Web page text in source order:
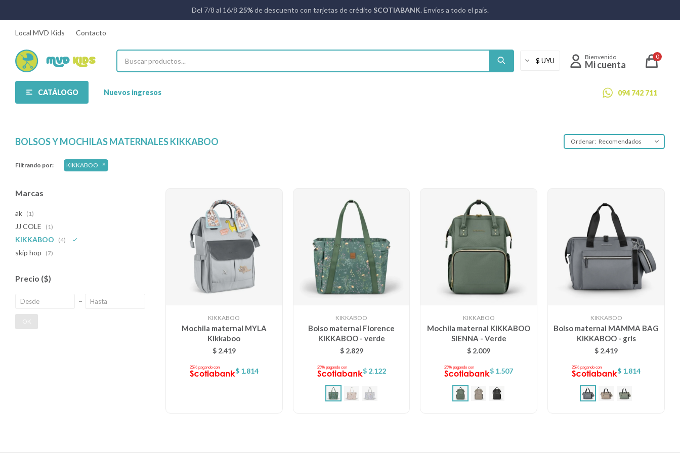
Del 7/8 al 16/8 25%de descuento con tarjetas de crédito SCOTIABANK. Envíos a todo el país.
CATÁLOGO Nuevos ingresos 094 742 711
0
Local MVD Kids Contacto
BOLSOS Y MOCHILAS MATERNALES KIKKABOO Recomendados
Filtrando por: KIKKABOO
KIKKABOO
Mochila maternal MYLA
Kikkaboo
$ 2.419
$ 1.814
KIKKABOO
Bolso maternal Florence
KIKKABOO - verde
$ 2.829
$ 2.122
KIKKABOO
Mochila maternal KIKKABOO
SIENNA - Verde
$ 2.009
$ 1.507
KIKKABOO
Bolso maternal MAMMA BAG
KIKKABOO - gris
$ 2.419
$ 1.814
Marcas
ak (1)
JJ COLE (1)
KIKKABOO (4)
skip hop (7)
Precio ($)
OK